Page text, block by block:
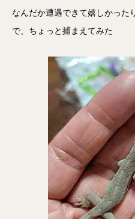
なんだか遭遇できて嬉しかった
で、ちょっと捕まえてみた